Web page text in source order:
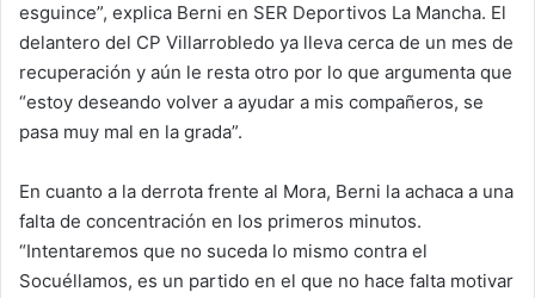
esguince”, explica Berni en SER Deportivos La Mancha. El
delantero del CP Villarrobledo ya lleva cerca de un mes de
recuperación y aún le resta otro por lo que argumenta que
“estoy deseando volver a ayudar a mis compañeros, se
pasa muy mal en la grada”.
En cuanto a la derrota frente al Mora, Berni la achaca a una
falta de concentración en los primeros minutos.
“Intentaremos que no suceda lo mismo contra el
Socuéllamos, es un partido en el que no hace falta motivar